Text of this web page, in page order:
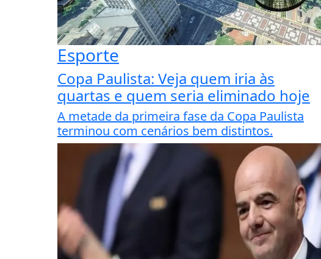
Esporte
Copa Paulista: Veja quem iria às
quartas e quem seria eliminado hoje
A metade da primeira fase da Copa Paulista
terminou com cenários bem distintos.